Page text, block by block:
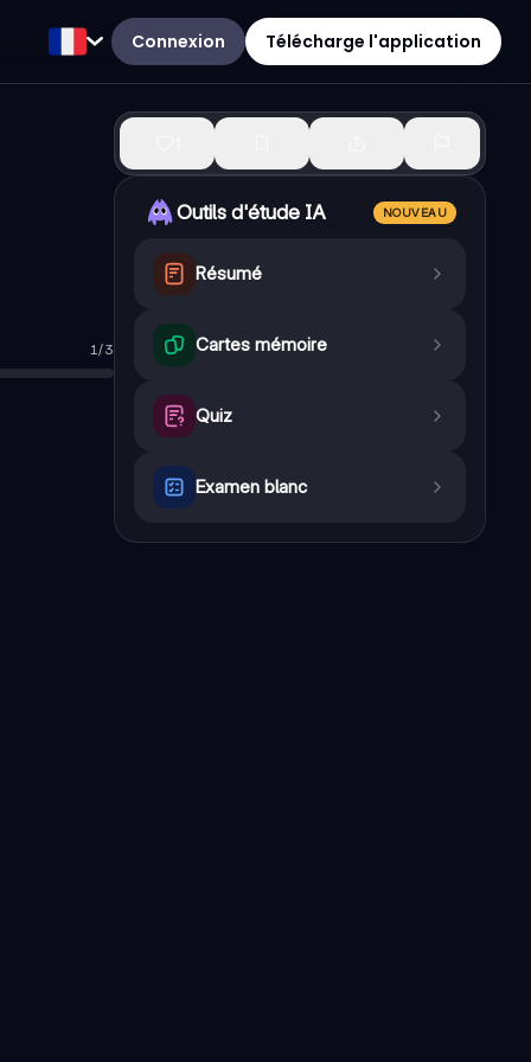
Connexion Télécharge l'application
1/3
Outils d'étude IA NOUVEAU
Résumé
Cartes mémoire
Quiz
Examen blanc